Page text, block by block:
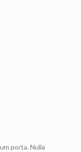
porta. Nulla